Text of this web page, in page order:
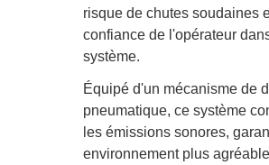
risque de chutes soudaines
confiance de l'opérateur
système.
Équipé d'un mécanisme de
pneumatique, ce système
les émissions sonores,
environnement plus